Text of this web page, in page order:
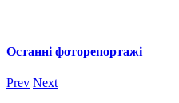
Останні фоторепортажі
Prev Next